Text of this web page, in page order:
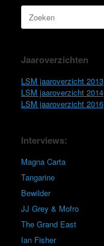
Zoeken
naar:
Jaaroverzichten
LSM jaaroverzicht 2013
LSM jaaroverzicht 2014
LSM jaaroverzicht 2016
Interviews:
Magna Carta
Tangarine
Bewilder
JJ Grey & Mofro
The Grand East
Ian Fisher